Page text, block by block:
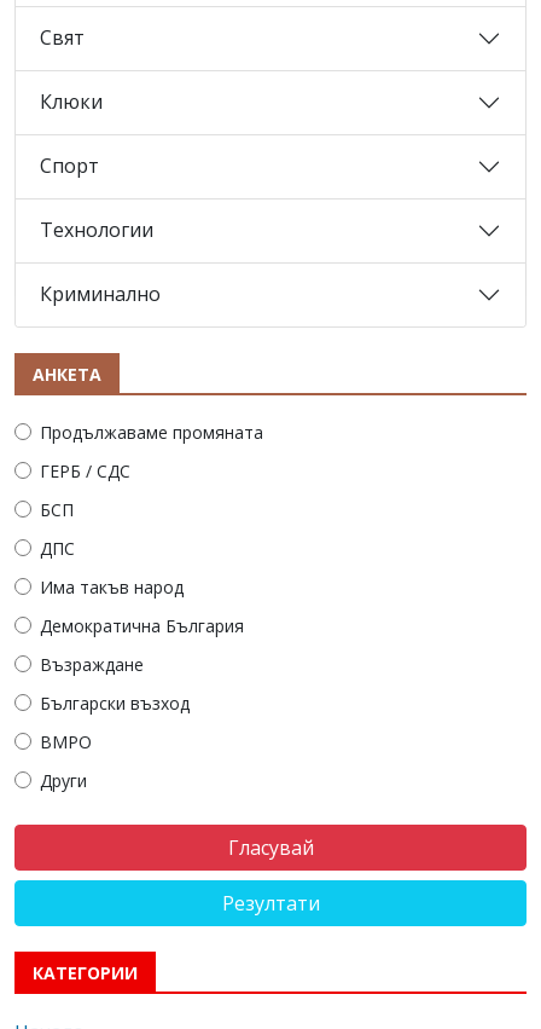
Свят
Клюки
Спорт
Технологии
Криминално
АНКЕТА
Продължаваме промяната
ГЕРБ / СДС
БСП
ДПС
Има такъв народ
Демократична България
Възраждане
Български възход
ВМРО
Други
Резултати
КАТЕГОРИИ